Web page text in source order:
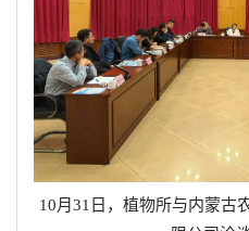
10月31 日，植物所与内蒙古